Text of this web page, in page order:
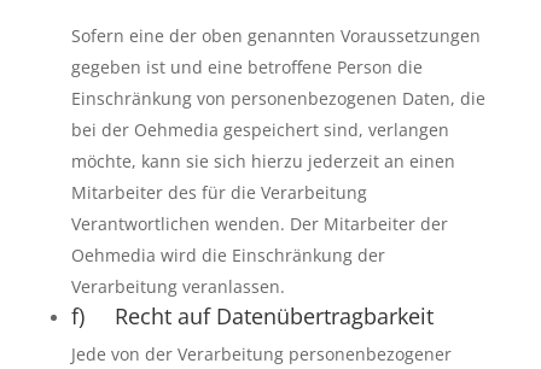
Sofern eine der oben genannten Voraussetzungen
gegeben ist und eine betroffene Person die
Einschränkung von personenbezogenen Daten, die
bei der Oehmedia gespeichert sind, verlangen
möchte, kann sie sich hierzu jederzeit an einen
Mitarbeiter des für die Verarbeitung
Verantwortlichen wenden. Der Mitarbeiter der
Oehmedia wird die Einschränkung der
Verarbeitung veranlassen.
f) Recht auf Datenübertragbarkeit
Jede von der Verarbeitung personenbezogener